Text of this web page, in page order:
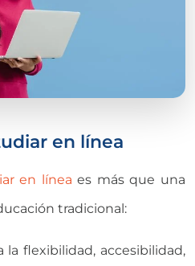
en línea
en línea es más que una
tradicional:
la flexibilidad, accesibilidad,